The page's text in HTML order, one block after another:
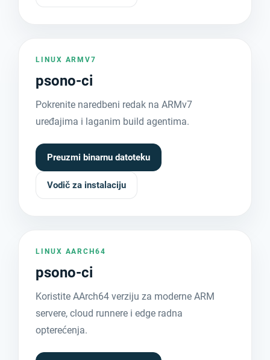
LINUX ARMV7
psono-ci
Pokrenite naredbeni redak na ARMv7
uređajima i laganim build agentima.
Preuzmi binarnu datoteku
Vodič za instalaciju
LINUX AARCH64
psono-ci
Koristite AArch64 verziju za moderne ARM
servere, cloud runnere i edge radna
opterećenja.